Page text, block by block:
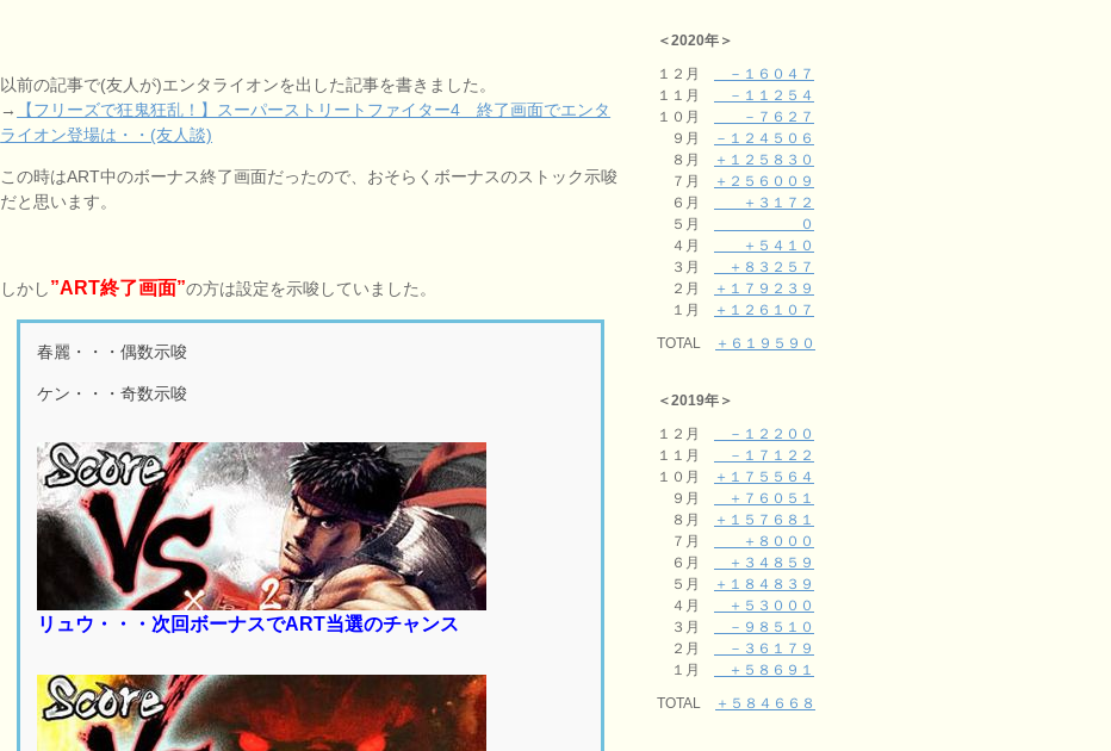
以前の記事で(友人が)エンタライオンを出した記事を書きました。
→
【フリーズで狂鬼狂乱！】スーパーストリートファイター4 終了画面でエンタ
ライオン登場は・・(友人談)
この時はART中のボーナス終了画面だったので、おそらくボーナスのストック示唆
だと思います。
しかし”ART終了画面”の方は設定を示唆していました。
春麗・・・偶数示唆
ケン・・・奇数示唆
リュウ・・・次回ボーナスでART当選のチャンス
＜2020年＞
１２月
－１６０４７
１１月
－１１２５４
１０月
－７６２７
９月
－１２４５０６
８月
＋１２５８３０
７月
＋２５６００９
６月
＋３１７２
５月
０
４月
＋５４１０
３月
＋８３２５７
２月
＋１７９２３９
１月
＋１２６１０７
TOTAL
＋６１９５９０
＜2019年＞
１２月
－１２２００
１１月
－１７１２２
１０月
＋１７５５６４
９月
＋７６０５１
８月
＋１５７６８１
７月
＋８０００
６月
＋３４８５９
５月
＋１８４８３９
４月
＋５３０００
３月
－９８５１０
２月
－３６１７９
１月
＋５８６９１
TOTAL
＋５８４６６８